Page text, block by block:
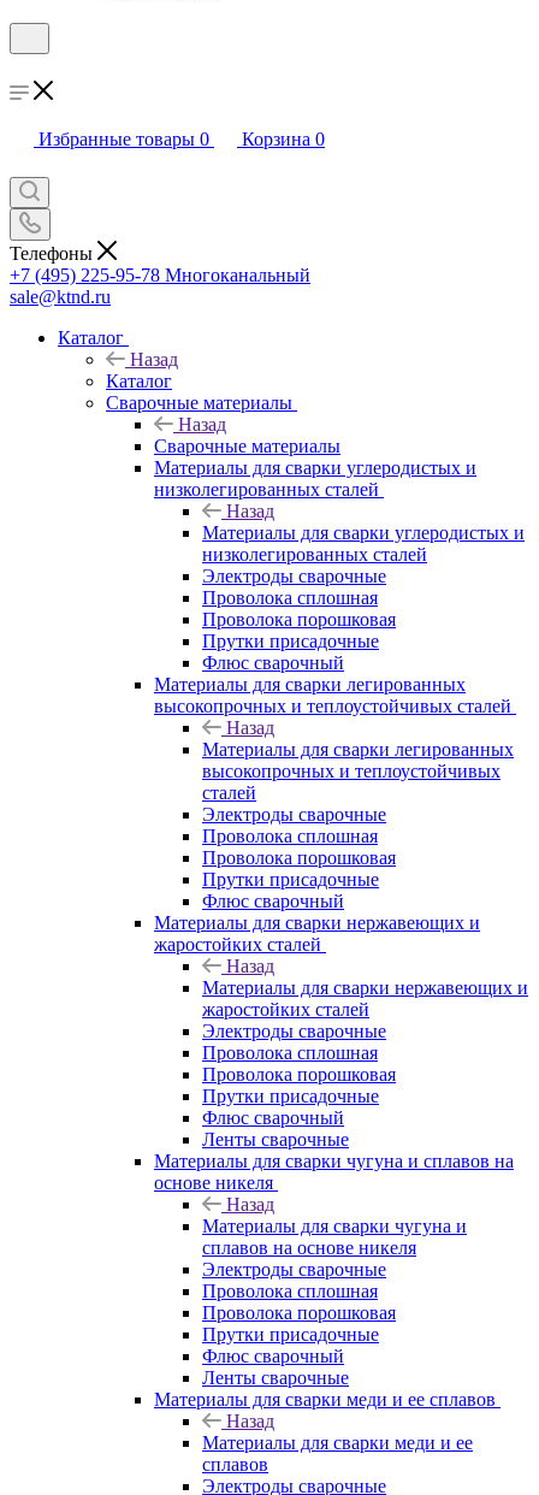
Избранные товары 0 Корзина 0
Телефоны
+7 (495) 225-95-78 Многоканальный
sale@ktnd.ru
Каталог
Назад
Каталог
Сварочные материалы
Назад
Сварочные материалы
Материалы для сварки углеродистых и
низколегированных сталей
Назад
Материалы для сварки углеродистых и
низколегированных сталей
Электроды сварочные
Проволока сплошная
Проволока порошковая
Прутки присадочные
Флюс сварочный
Материалы для сварки легированных
высокопрочных и теплоустойчивых сталей
Назад
Материалы для сварки легированных
высокопрочных и теплоустойчивых
сталей
Электроды сварочные
Проволока сплошная
Проволока порошковая
Прутки присадочные
Флюс сварочный
Материалы для сварки нержавеющих и
жаростойких сталей
Назад
Материалы для сварки нержавеющих и
жаростойких сталей
Электроды сварочные
Проволока сплошная
Проволока порошковая
Прутки присадочные
Флюс сварочный
Ленты сварочные
Материалы для сварки чугуна и сплавов на
основе никеля
Назад
Материалы для сварки чугуна и
сплавов на основе никеля
Электроды сварочные
Проволока сплошная
Проволока порошковая
Прутки присадочные
Флюс сварочный
Ленты сварочные
Материалы для сварки меди и ее сплавов
Назад
Материалы для сварки меди и ее
сплавов
Электроды сварочные